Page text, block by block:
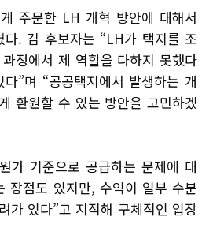
주문한 LH 개혁 방안에 대해서
. 김 후보자는 “LH가 택지를 조
정에서 제 역할을 다하지 못했다
”며 “공공택지에서 발생하는 개
환원할 수 있는 방안을 고민하겠
가 기준으로 공급하는 문제에 대
장점도 있지만, 수익이 일부 수분
가 있다”고 지적해 구체적인 입장